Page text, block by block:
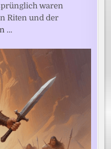
waren
Riten und der
…